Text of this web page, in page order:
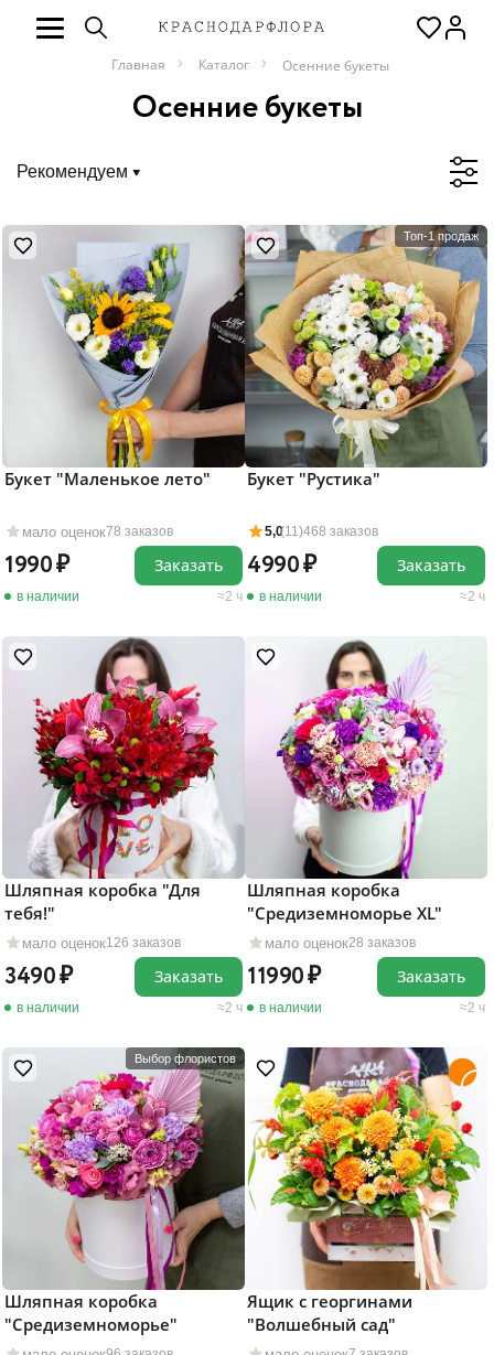
Главная Каталог Осенние букеты
Осенние букеты
Рекомендуем
мало оценок78 заказов
Букет "Маленькое лето"
1990
в наличии 2 ч
Заказать
Топ-1 продаж
5,0(11)468 заказов
Букет "Рустика"
4990
в наличии 2 ч
Заказать
мало оценок126 заказов
Шляпная коробка "Для
тебя!"
3490
в наличии 2 ч
Заказать
мало оценок28 заказов
Шляпная коробка
"Средиземноморье XL"
11990
в наличии 2 ч
Заказать
Выбор флористов
Шляпная коробка
"Средиземноморье"
Ящик с георгинами
"Волшебный сад"